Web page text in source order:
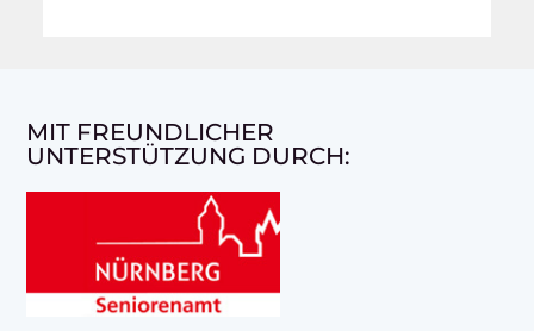
MIT FREUNDLICHER
UNTERSTÜTZUNG DURCH: